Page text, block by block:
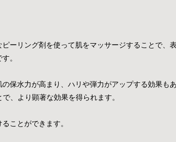
ーリング剤を使って肌をマッサージすることで、
。
保水力が高まり、ハリや弾力がアップする効果も
、より顕著な効果を得られます。
ことができます。